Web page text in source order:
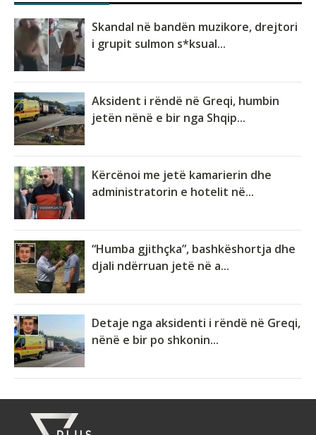
Skandal në bandën muzikore, drejtori
i grupit sulmon s*ksual...
Aksident i rëndë në Greqi, humbin
jetën nënë e bir nga Shqip...
Kërcënoi me jetë kamarierin dhe
administratorin e hotelit në...
“Humba gjithçka”, bashkëshortja dhe
djali ndërruan jetë në a...
Detaje nga aksidenti i rëndë në Greqi,
nënë e bir po shkonin...